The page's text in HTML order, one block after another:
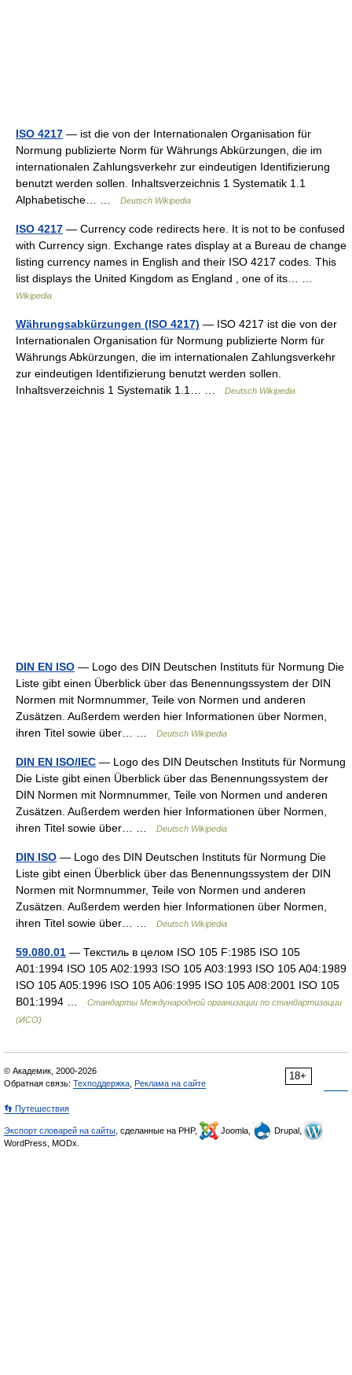
ISO 4217 — ist die von der Internationalen Organisation für
Normung publizierte Norm für Währungs Abkürzungen, die im
internationalen Zahlungsverkehr zur eindeutigen Identifizierung
benutzt werden sollen. Inhaltsverzeichnis 1 Systematik 1.1
Alphabetische… …
Deutsch Wikipedia
ISO 4217 — Currency code redirects here. It is not to be confused
with Currency sign. Exchange rates display at a Bureau de change
listing currency names in English and their ISO 4217 codes. This
list displays the United Kingdom as England , one of its… …
Wikipedia
Währungsabkürzungen (ISO 4217) — ISO 4217 ist die von der
Internationalen Organisation für Normung publizierte Norm für
Währungs Abkürzungen, die im internationalen Zahlungsverkehr
zur eindeutigen Identifizierung benutzt werden sollen.
Inhaltsverzeichnis 1 Systematik 1.1… …
Deutsch Wikipedia
DIN EN ISO — Logo des DIN Deutschen Instituts für Normung Die
Liste gibt einen Überblick über das Benennungssystem der DIN
Normen mit Normnummer, Teile von Normen und anderen
Zusätzen. Außerdem werden hier Informationen über Normen,
ihren Titel sowie über… …
Deutsch Wikipedia
DIN EN ISO/IEC — Logo des DIN Deutschen Instituts für Normung
Die Liste gibt einen Überblick über das Benennungssystem der
DIN Normen mit Normnummer, Teile von Normen und anderen
Zusätzen. Außerdem werden hier Informationen über Normen,
ihren Titel sowie über… …
Deutsch Wikipedia
DIN ISO — Logo des DIN Deutschen Instituts für Normung Die
Liste gibt einen Überblick über das Benennungssystem der DIN
Normen mit Normnummer, Teile von Normen und anderen
Zusätzen. Außerdem werden hier Informationen über Normen,
ihren Titel sowie über… …
Deutsch Wikipedia
59.080.01 — Текстиль в целом ISO 105 F:1985 ISO 105
A01:1994 ISO 105 A02:1993 ISO 105 A03:1993 ISO 105 A04:1989
ISO 105 A05:1996 ISO 105 A06:1995 ISO 105 A08:2001 ISO 105
B01:1994 …
Стандарты Международной организации по стандартизации
(ИСО)
18+
© Академик, 2000-2026
Обратная связь: Техподдержка Реклама на сайте
👣 Путешествия
Экспорт словарей на сайты , сделанные на PHP, Joomla,
Drupal,
WordPress, MODx.